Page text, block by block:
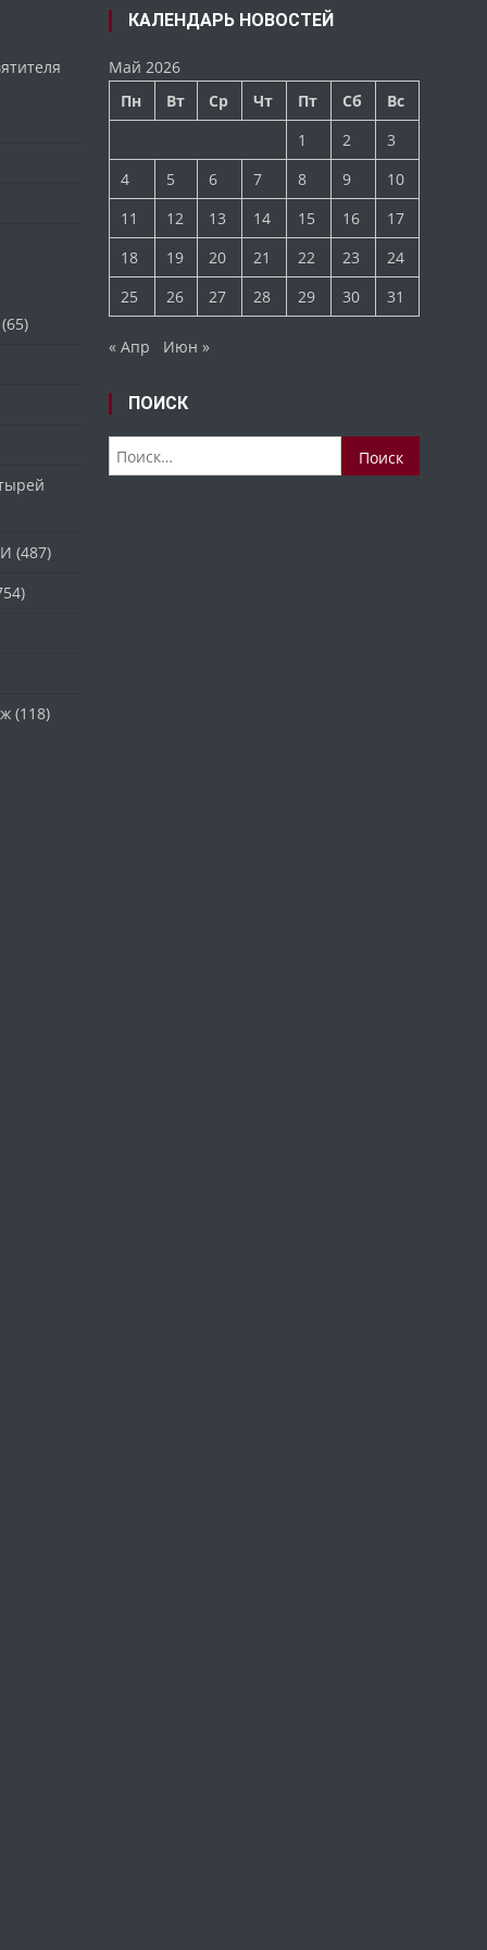
(487)
(118)
КАЛЕНДАРЬ НОВОСТЕЙ
Май 2026
Пн
Вт Ср Чт Пт Сб
Вс
1
2
3
4
5 6 7 8 9
10
11
12 13 14 15 16
17
18
19 20 21 22 23
24
25
26 27 28 29 30 31
« Апр Июн »
ПОИСК
Найти: